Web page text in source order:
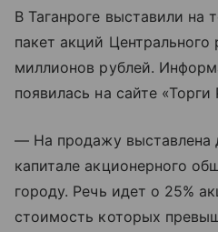
В Таганроге выставили на
пакет акций Центрального
миллионов рублей.
появилась на сайте «Торги
— На продажу выставлена
капитале акционерного
городу. Речь идет о 25%
стоимость которых